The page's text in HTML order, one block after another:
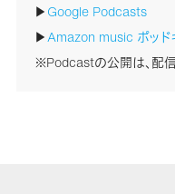
▶Google Podcasts
▶Amazon music ポッド
※Podcastの公開は、配信